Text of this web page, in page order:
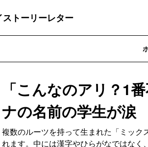
トーリーレター
「こんなのアリ？1
ナの名前の学生が
複数のルーツを持って生まれた「ミッ
れます。中には漢字やひらがなではな